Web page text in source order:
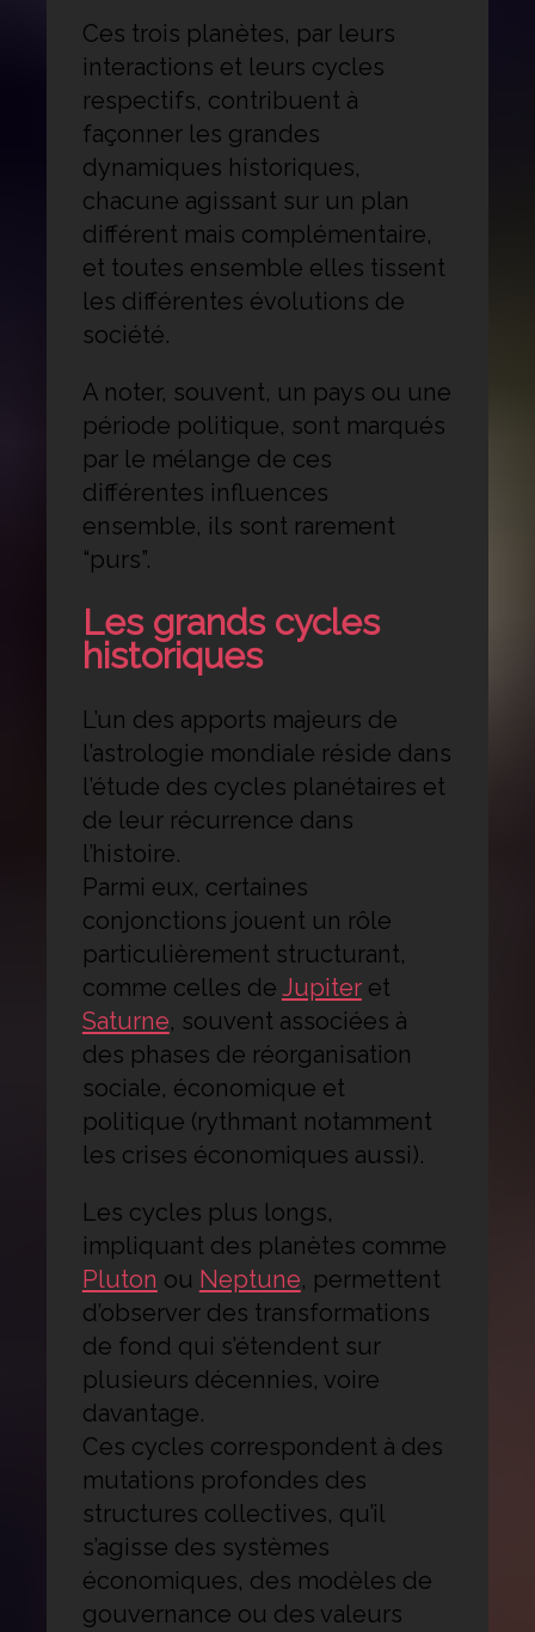
Ces trois planètes, par leurs
interactions et leurs cycles
respectifs, contribuent à
façonner les grandes
dynamiques historiques,
chacune agissant sur un plan
différent mais complémentaire,
et toutes ensemble elles tissent
les différentes évolutions de
société.
A noter, souvent, un pays ou une
période politique, sont marqués
par le mélange de ces
différentes influences
ensemble, ils sont rarement
“purs”.
Les grands cycles
historiques
L’un des apports majeurs de
l’astrologie mondiale réside dans
l’étude des cycles planétaires et
de leur récurrence dans
l’histoire.
Parmi eux, certaines
conjonctions jouent un rôle
particulièrement structurant,
comme celles de Jupiteret
Saturne, souvent associées à
des phases de réorganisation
sociale, économique et
politique (rythmant notamment
les crises économiques aussi).
Les cycles plus longs,
impliquant des planètes comme
Pluton ou Neptune, permettent
d’observer des transformations
de fond qui s’étendent sur
plusieurs décennies, voire
davantage.
Ces cycles correspondent à des
mutations profondes des
structures collectives, qu’il
s’agisse des systèmes
économiques, des modèles de
gouvernance ou des valeurs